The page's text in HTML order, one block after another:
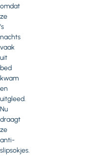
omdat
ze
’s
nachts
vaak
uit
bed
kwam
en
uitgleed.
Nu
draagt
ze
anti-
slipsokjes.